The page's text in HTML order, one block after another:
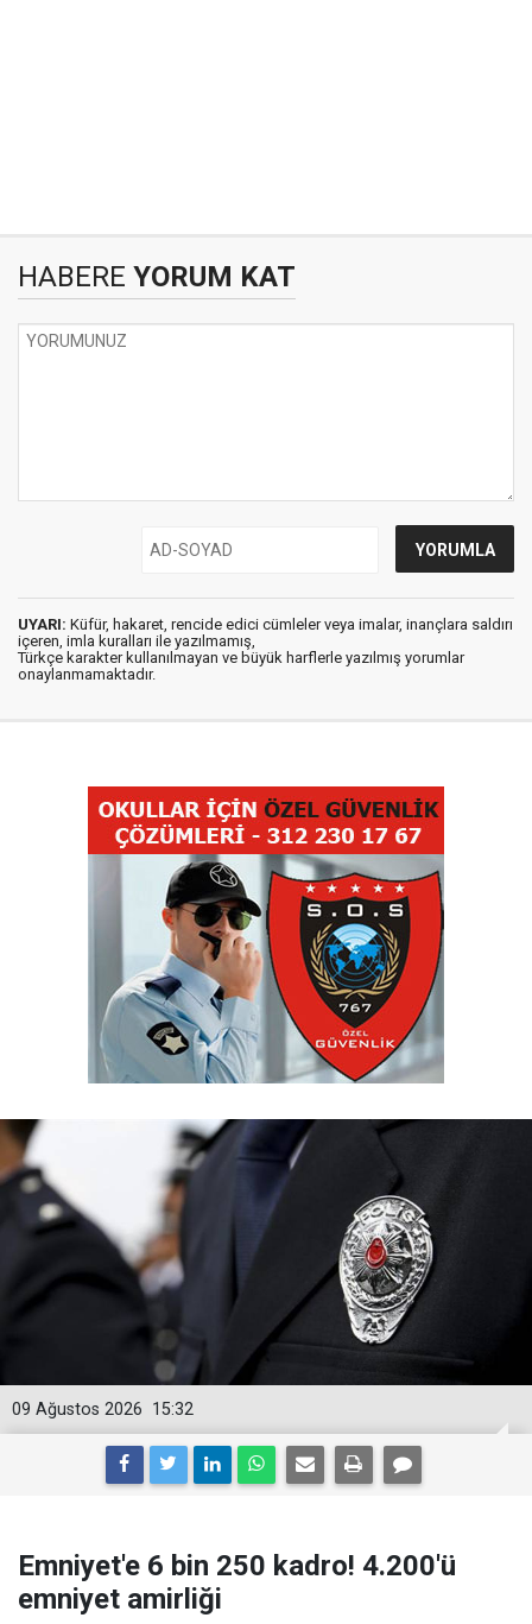
HABERE YORUM KAT
UYARI: Küfür, hakaret, rencide edici cümleler veya imalar, inançlara saldırı
içeren, imla kuralları ile yazılmamış,
Türkçe karakter kullanılmayan ve büyük harflerle yazılmış yorumlar
onaylanmamaktadır.
15:32
09 Ağustos 2026
Emniyet'e 6 bin 250 kadro! 4.200'ü
emniyet amirliği